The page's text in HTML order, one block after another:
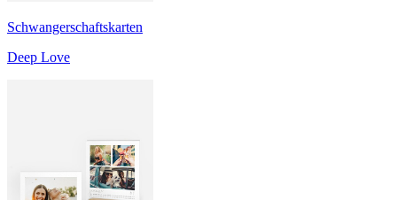
Schwangerschaftskarten
Deep Love